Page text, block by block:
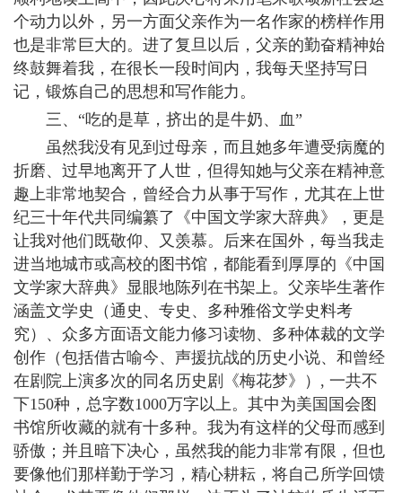
个动力以外，另一方面父亲作为一名作家的榜样作用
也是非常巨大的。进了复旦以后，父亲的勤奋精神始
终鼓舞着我，在很长一段时间内，我每天坚持写日
记，锻炼自己的思想和写作能力。
三、“吃的是草，挤出的是牛奶、血”
虽然我没有见到过母亲，而且她多年遭受病魔的
折磨、过早地离开了人世，但得知她与父亲在精神意
趣上非常地契合，曾经合力从事于写作，尤其在上世
纪三十年代共同编纂了《中国文学家大辞典》，更是
让我对他们既敬仰、又羡慕。后来在国外，每当我走
进当地城市或高校的图书馆，都能看到厚厚的《中国
文学家大辞典》显眼地陈列在书架上。父亲毕生著作
涵盖文学史（通史、专史、多种雅俗文学史料考
究）、众多方面语文能力修习读物、多种体裁的文学
创作（包括借古喻今、声援抗战的历史小说、和曾经
在剧院上演多次的同名历史剧《梅花梦》）, 一共不
下150种，总字数1000万字以上。其中为美国国会图
书馆所收藏的就有十多种。我为有这样的父母而感到
骄傲；并且暗下决心，虽然我的能力非常有限，但也
要像他们那样勤于学习，精心耕耘，将自己所学回馈